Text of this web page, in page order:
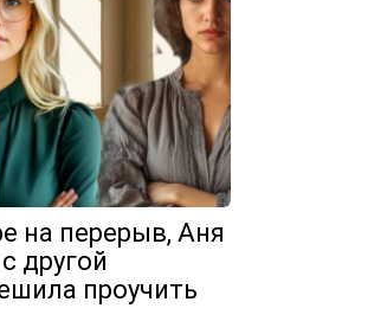
на перерыв, Аня
другой
проучить